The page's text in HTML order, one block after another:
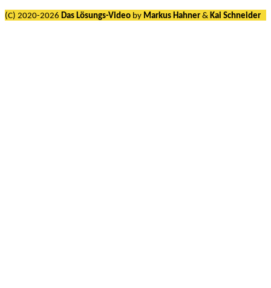
(C) 2020-2026 Das Lösungs-Video by Markus Hahner & Kai Schneider